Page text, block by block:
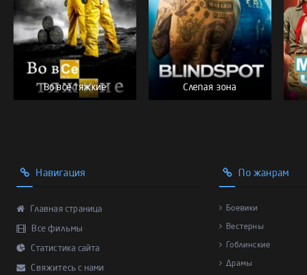
Во все тяжкие Слепая зона
Навигация
Главная страница
Все фильмы
Статистика сайта
Свяжитесь с нами
По жанрам
Боевики
Вестерны
Гоблинские
Драмы